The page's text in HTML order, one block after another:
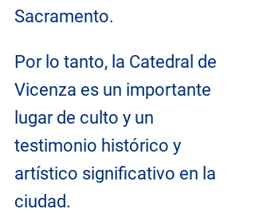
Sacramento.
Por lo tanto, la Catedral de
Vicenza es un importante
lugar de culto y un
testimonio histórico y
artístico significativo en la
ciudad.